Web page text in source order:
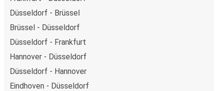
Düsseldorf - Brüssel
Brüssel - Düsseldorf
Düsseldorf - Frankfurt
Hannover - Düsseldorf
Düsseldorf - Hannover
Eindhoven - Düsseldorf